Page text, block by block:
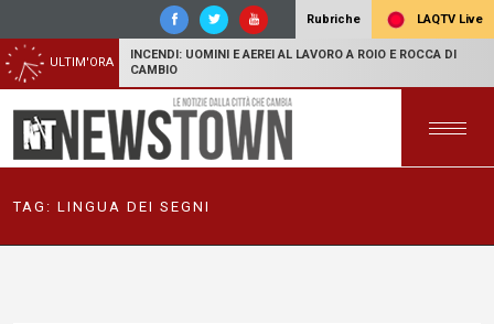
Rubriche LAQTV Live
ULTIM'ORA
INCENDI: UOMINI E AEREI AL LAVORO A ROIO E ROCCA DI
CAMBIO
TAG: LINGUA DEI SEGNI